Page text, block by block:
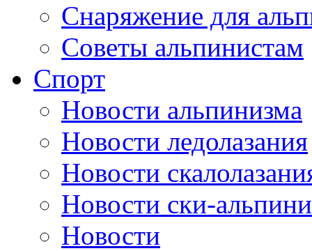
Снаряжение для
Советы альпинистам
Спорт
Новости альпинизма
Новости ледолазания
Новости
Новости ски-
Новости